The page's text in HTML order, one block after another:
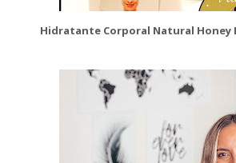
Hidratante Corporal Natural Honey